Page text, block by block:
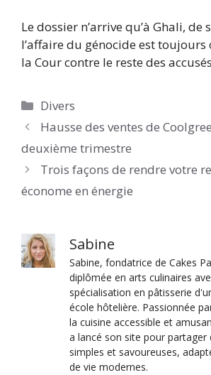
Le dossier n’arrive qu’à Ghali, de
l’affaire du génocide est toujours
la Cour contre le reste des
Catégories
Divers
Hausse des ventes de
deuxième trimestre
Trois façons de rendre votre
économe en énergie
Sabine
Sabine, fondatrice de Cakes
diplômée en arts culinaires
spécialisation en pâtisserie
école hôtelière. Passionnée
la cuisine accessible et
a lancé son site pour partager
simples et savoureuses,
de vie modernes.